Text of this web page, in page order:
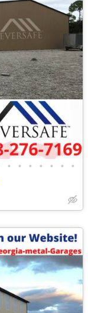
• • • • • • •